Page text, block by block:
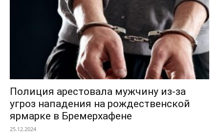
Полиция арестовала мужчину из-за
угроз нападения на рождественской
ярмарке в Бремерхафене
25.12.2024